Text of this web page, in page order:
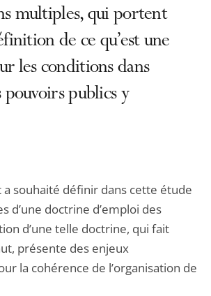
multiples, qui portent
de ce qu’est une
les conditions dans
pouvoirs publics y
a souhaité définir dans cette étude
d’une doctrine d’emploi des
d’une telle doctrine, qui fait
présente des enjeux
la cohérence de l’organisation de